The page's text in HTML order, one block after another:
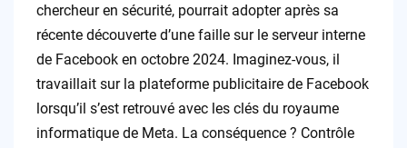
chercheur en sécurité, pourrait adopter après sa
récente découverte d’une faille sur le serveur interne
de Facebook en octobre 2024. Imaginez-vous, il
travaillait sur la plateforme publicitaire de Facebook
lorsqu’il s’est retrouvé avec les clés du royaume
informatique de Meta. La conséquence ? Contrôle